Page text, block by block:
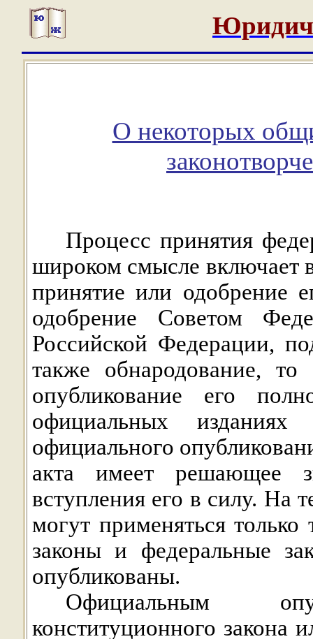
О некоторых
Процесс принятия
широком смысле включает
принятие или одобрение
одобрение Советом
Российской Федерации,
также обнародование,
опубликование его
официальных
официального
акта имеет решающее
вступления его в силу. На
могут применяться
законы и федеральные
опубликованы.
Официальным
конституционного закона